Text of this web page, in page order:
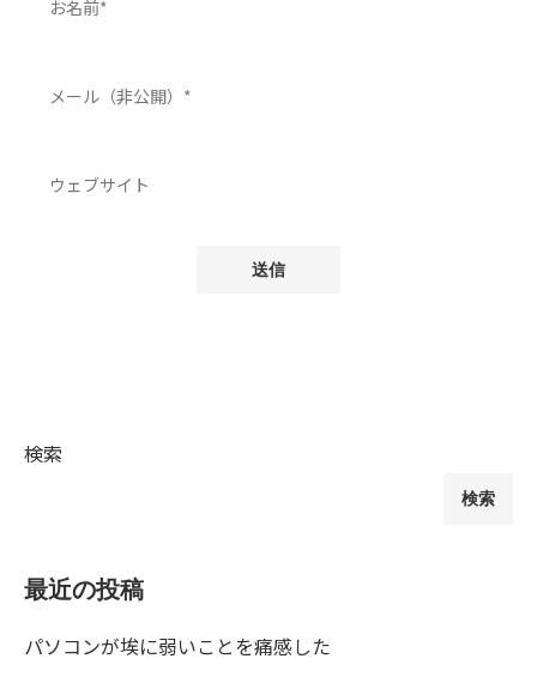
検索
検索
最近の投稿
パソコンが埃に弱いことを痛感した